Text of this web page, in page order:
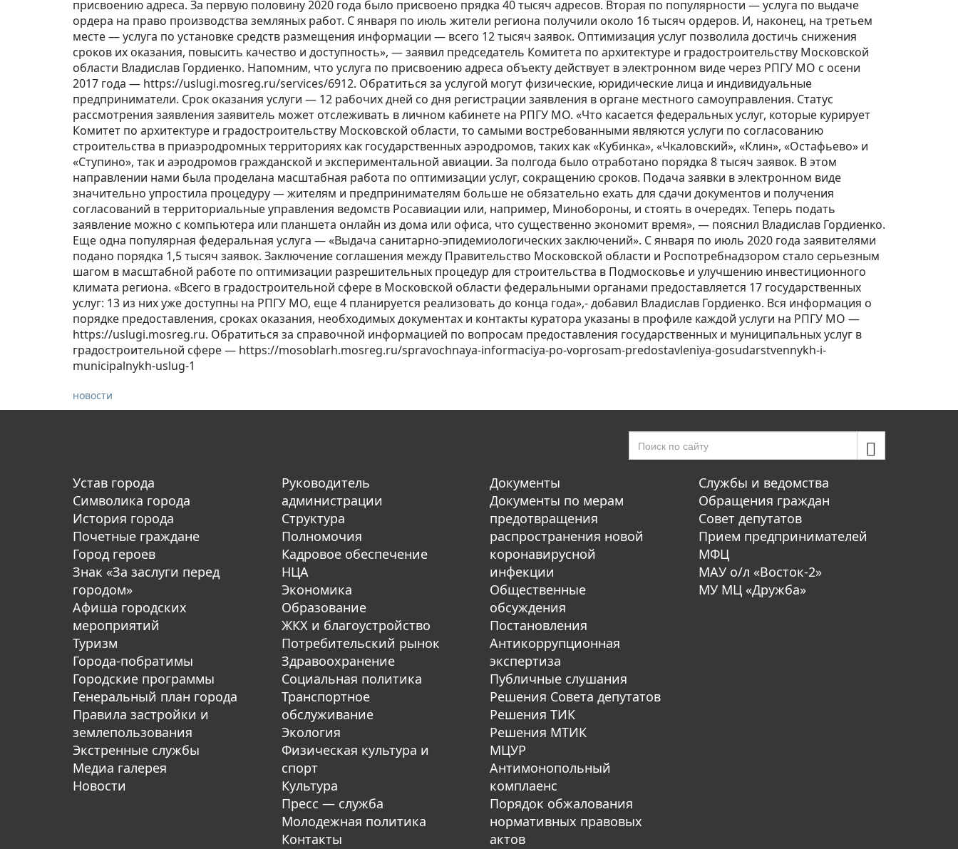
присвоению адреса. За первую половину 2020 года было присвоено прядка 40 тысяч адресов. Вторая по популярности — услуга по выдаче
ордера на право производства земляных работ. С января по июль жители региона получили около 16 тысяч ордеров. И, наконец, на третьем
месте — услуга по установке средств размещения информации — всего 12 тысяч заявок. Оптимизация услуг позволила достичь снижения
сроков их оказания, повысить качество и доступность», — заявил председатель Комитета по архитектуре и градостроительству Московской
области Владислав Гордиенко. Напомним, что услуга по присвоению адреса объекту действует в электронном виде через РПГУ МО с осени
2017 года — https://uslugi.mosreg.ru/services/6912. Обратиться за услугой могут физические, юридические лица и индивидуальные
предприниматели. Срок оказания услуги — 12 рабочих дней со дня регистрации заявления в органе местного самоуправления. Статус
рассмотрения заявления заявитель может отслеживать в личном кабинете на РПГУ МО. «Что касается федеральных услуг, которые курирует
Комитет по архитектуре и градостроительству Московской области, то самыми востребованными являются услуги по согласованию
строительства в приаэродромных территориях как государственных аэродромов, таких как «Кубинка», «Чкаловский», «Клин», «Остафьево» и
«Ступино», так и аэродромов гражданской и экспериментальной авиации. За полгода было отработано порядка 8 тысяч заявок. В этом
направлении нами была проделана масштабная работа по оптимизации услуг, сокращению сроков. Подача заявки в электронном виде
значительно упростила процедуру — жителям и предпринимателям больше не обязательно ехать для сдачи документов и получения
согласований в территориальные управления ведомств Росавиации или, например, Минобороны, и стоять в очередях. Теперь подать
заявление можно с компьютера или планшета онлайн из дома или офиса, что существенно экономит время», — пояснил Владислав Гордиенко.
Еще одна популярная федеральная услуга — «Выдача санитарно-эпидемиологических заключений». С января по июль 2020 года заявителями
подано порядка 1,5 тысяч заявок. Заключение соглашения между Правительство Московской области и Роспотребнадзором стало серьезным
шагом в масштабной работе по оптимизации разрешительных процедур для строительства в Подмосковье и улучшению инвестиционного
климата региона. «Всего в градостроительной сфере в Московской области федеральными органами предоставляется 17 государственных
услуг: 13 из них уже доступны на РПГУ МО, еще 4 планируется реализовать до конца года»,- добавил Владислав Гордиенко. Вся информация о
порядке предоставления, сроках оказания, необходимых документах и контакты куратора указаны в профиле каждой услуги на РПГУ МО —
https://uslugi.mosreg.ru. Обратиться за справочной информацией по вопросам предоставления государственных и муниципальных услуг в
градостроительной сфере — https://mosoblarh.mosreg.ru/spravochnaya-informaciya-po-voprosam-predostavleniya-gosudarstvennykh-i-
municipalnykh-uslug-1
новости
Устав города
Символика города
История города
Почетные граждане
Город героев
Знак «За заслуги перед
городом»
Афиша городских
мероприятий
Туризм
Города-побратимы
Городские программы
Генеральный план города
Правила застройки и
землепользования
Экстренные службы
Медиа галерея
Новости
Руководитель
администрации
Структура
Полномочия
Кадровое обеспечение
НЦА
Экономика
Образование
ЖКХ и благоустройство
Потребительский рынок
Здравоохранение
Социальная политика
Транспортное
обслуживание
Экология
Физическая культура и
спорт
Культура
Пресс — служба
Молодежная политика
Контакты
Документы
Документы по мерам
предотвращения
распространения новой
коронавирусной
инфекции
Общественные
обсуждения
Постановления
Антикоррупционная
экспертиза
Публичные слушания
Решения Совета депутатов
Решения ТИК
Решения МТИК
МЦУР
Антимонопольный
комплаенс
Порядок обжалования
нормативных правовых
актов
Службы и ведомства
Обращения граждан
Совет депутатов
Прием предпринимателей
МФЦ
МАУ о/л «Восток-2»
МУ МЦ «Дружба»